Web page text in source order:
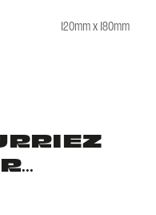
120mm x 180mm